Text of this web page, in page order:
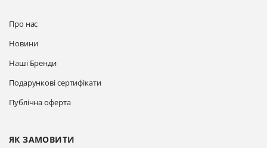
Про нас
Новини
Наші Бренди
Подарункові сертифікати
Публічна оферта
ЯК ЗАМОВИТИ